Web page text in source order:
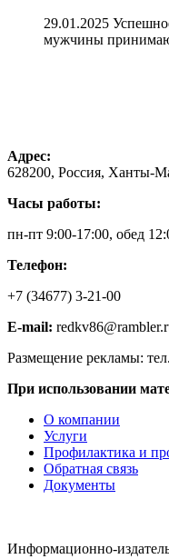
29.01.2025
мужчины
Адрес:
628200, Россия, Ханты-
Часы работы:
пн-пт 9:00-17:00, обед
Телефон:
+7 (34677) 3-21-00
E-mail:
Размещение рекламы:
При использовании
О компании
Услуги
Профилактика и
Обратная связь
Документы
Информационно-